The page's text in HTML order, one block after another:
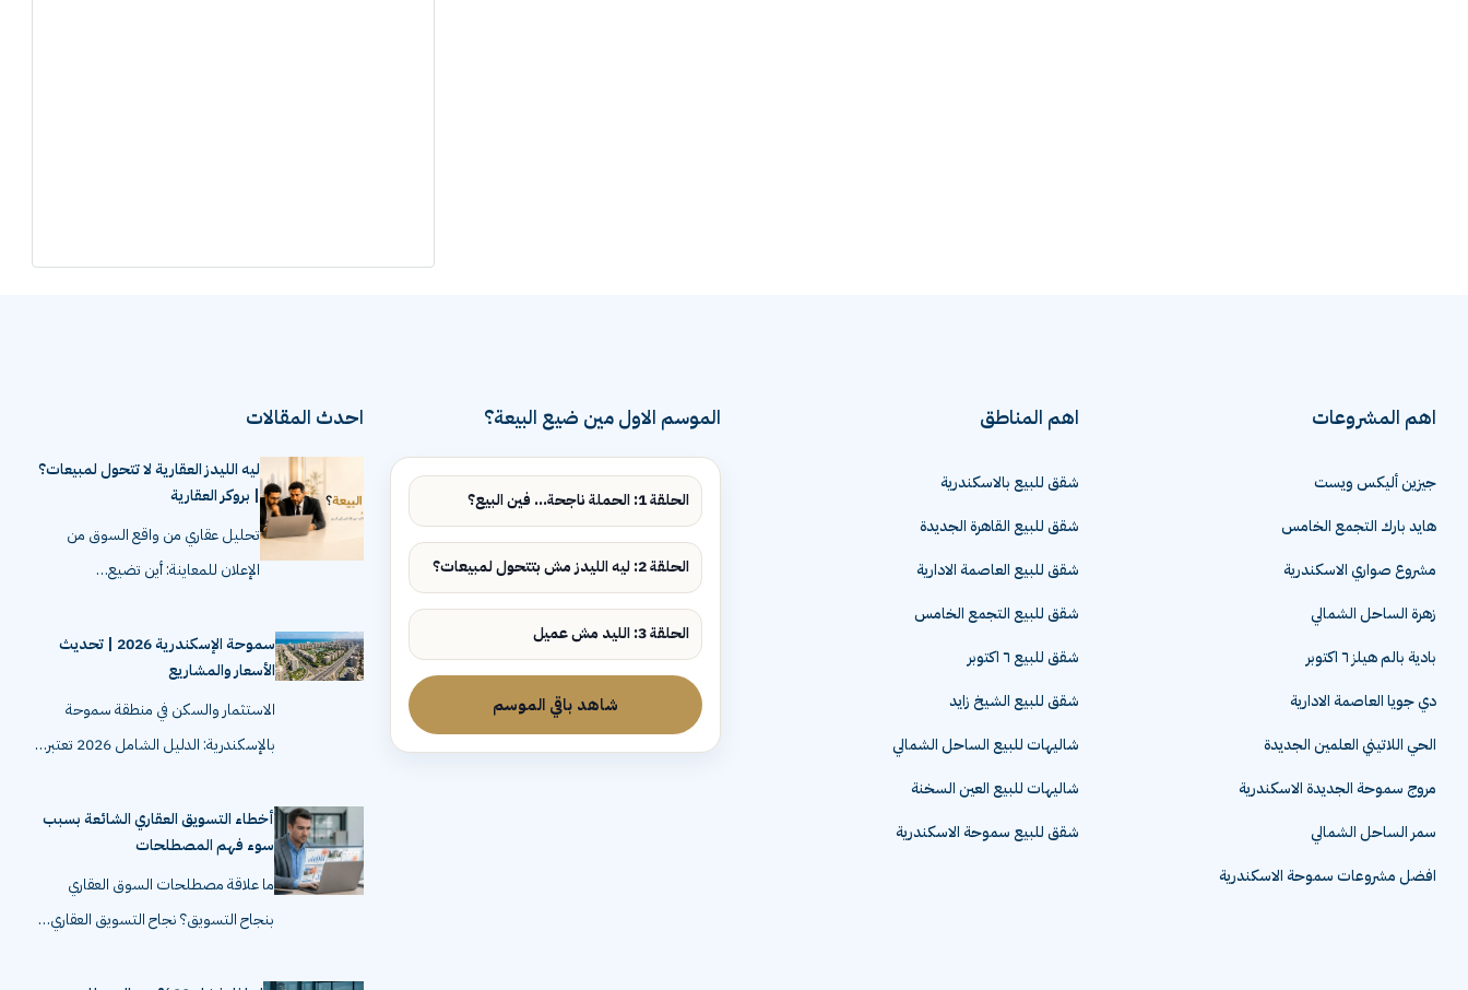
اهم المشروعات
جيزين أليكس ويست
هايد بارك التجمع الخامس
مشروع صواري الاسكندرية
زهرة الساحل الشمالي
بادية بالم هيلز ٦ اكتوبر
دي جويا العاصمة الادارية
الحي اللاتيني العلمين الجديدة
مروج سموحة الجديدة الاسكندرية
سمر الساحل الشمالي
افضل مشروعات سموحة الاسكندرية
اهم المناطق
شقق للبيع بالاسكندرية
شقق للبيع القاهرة الجديدة
شقق للبيع العاصمة الادارية
شقق للبيع التجمع الخامس
شقق للبيع ٦ اكتوبر
شقق للبيع الشيخ زايد
شاليهات للبيع الساحل الشمالي
شاليهات للبيع العين السخنة
شقق للبيع سموحة الاسكندرية
الموسم الاول مين ضيع البيعة؟
الحلقة 1: الحملة ناجحة... فين البيع؟
الحلقة 2: ليه الليدز مش بتتحول لمبيعات؟
الحلقة 3: الليد مش عميل
شاهد باقي الموسم
احدث المقالات
ليه الليدز العقارية لا تتحول لمبيعات؟
| بروكر العقارية
تحليل عقاري من واقع السوق من
الإعلان للمعاينة: أين تضيع…
سموحة الإسكندرية 2026 | تحديث
الأسعار والمشاريع
الاستثمار والسكن في منطقة سموحة
بالإسكندرية: الدليل الشامل 2026 تعتبر…
أخطاء التسويق العقاري الشائعة بسبب
سوء فهم المصطلحات
ما علاقة مصطلحات السوق العقاري
بنجاح التسويق؟ نجاح التسويق العقاري…